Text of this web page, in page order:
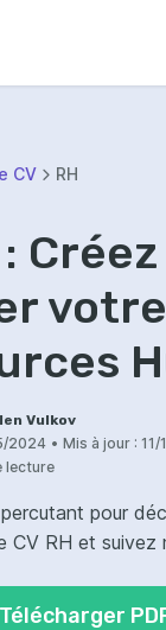
CV RH
:
Vulkov
2024 • Mis à jour : 11/
lecture
pour
CV RH et